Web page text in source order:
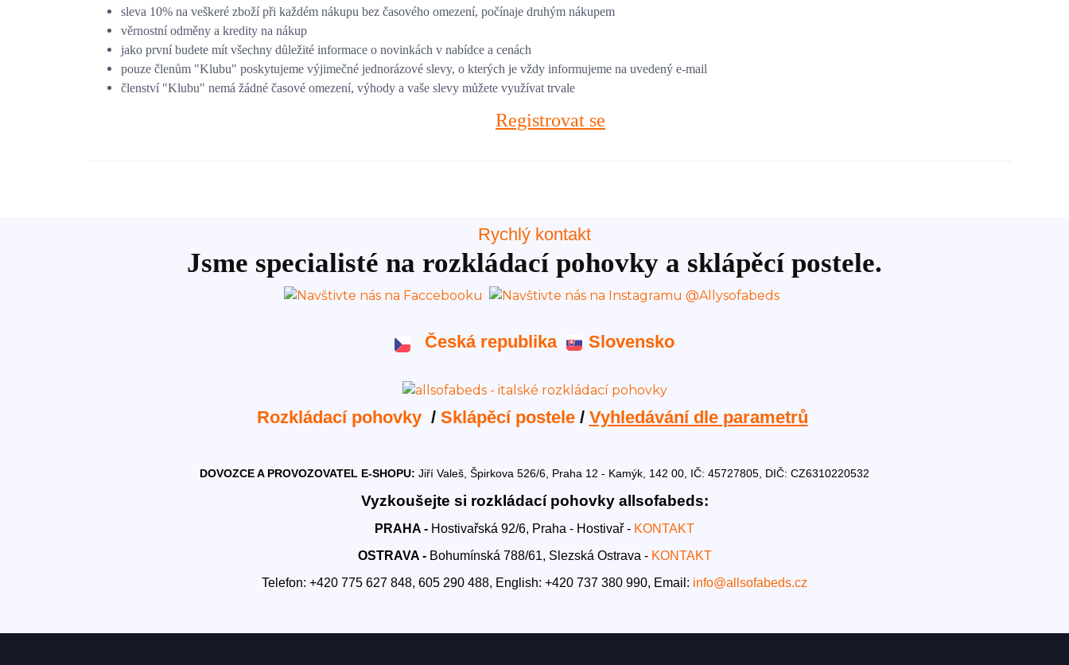
sleva 10% na veškeré zboží při každém nákupu bez časového omezení, počínaje druhým nákupem
věrnostní odměny a kredity na nákup
jako první budete mít všechny důležité informace o novinkách v nabídce a cenách
pouze členům "Klubu" poskytujeme výjimečné jednorázové slevy, o kterých je vždy informujeme na uvedený e-mail
členství "Klubu" nemá žádné časové omezení, výhody a vaše slevy můžete využívat trvale
Registrovat se
Rychlý kontakt
Jsme specialisté na rozkládací pohovky a sklápěcí postele.
Česká republika Slovensko
Rozkládací pohovky / Sklápěcí postele/ Vyhledávání dle parametrů
DOVOZCE A PROVOZOVATEL E-SHOPU: Jiří Valeš, Špirkova 526/6, Praha 12 - Kamýk, 142 00, IČ: 45727805, DIČ: CZ6310220532
Vyzkoušejte si rozkládací pohovky allsofabeds:
PRAHA - Hostivařská 92/6, Praha - Hostivař - KONTAKT
OSTRAVA - Bohumínská 788/61, Slezská Ostrava - KONTAKT
Telefon: +420 775 627 848, 605 290 488, English: +420 737 380 990, Email: info@allsofabeds.cz